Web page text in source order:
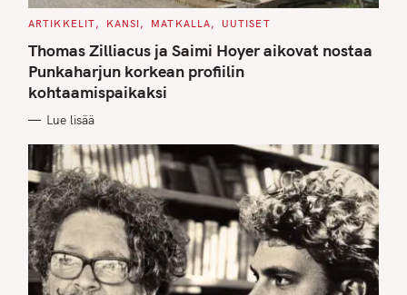
C
T
E
G
O
R
I
S
ARTIKKELIT KANSI MATKALLA UUTISET
Thomas Zilliacus ja Saimi Hoyer aikovat nostaa
Punkaharjun korkean profiilin
kohtaamispaikaksi
Lue lisää